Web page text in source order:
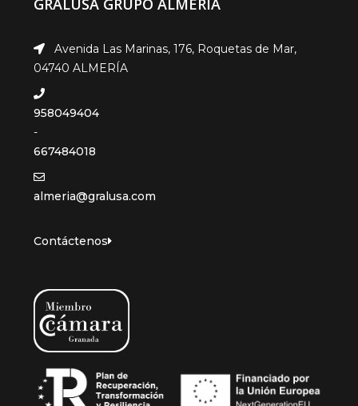
GRALUSA GRUPO ALMERIA
Avenida Las Marinas, 176, Roquetas de Mar,
04740 ALMERÍA
958049404
-
667484018
almeria@gralusa.com
Contáctenos